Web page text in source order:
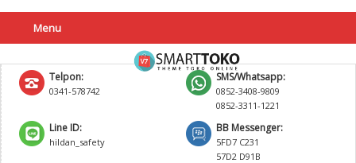
Menu
Telpon:
0341-578742
SMS/Whatsapp:
0852-3408-9809
0852-3311-1221
Line ID:
hildan_safety
BB Messenger:
5FD7 C231
57D2 D91B